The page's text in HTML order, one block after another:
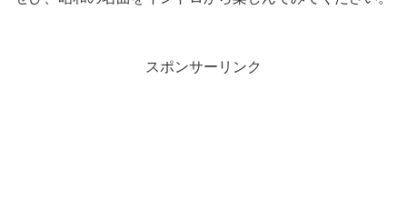
スポンサーリンク